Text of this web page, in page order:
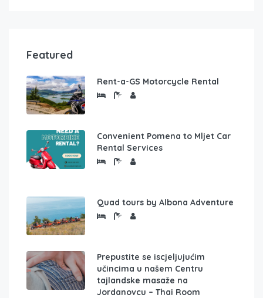
Featured
Rent-a-GS Motorcycle Rental
Convenient Pomena to Mljet Car
Rental Services
Quad tours by Albona Adventure
Prepustite se iscjeljujućim
učincima u našem Centru
tajlandske masaže na
Jordanovcu – Thai Room